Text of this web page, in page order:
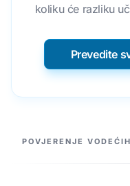
koliku će razliku
Prevedite
NAŠI PARTNERI
POVJERENJE